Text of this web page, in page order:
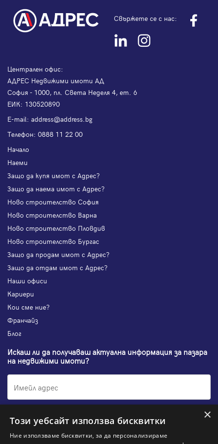
Свържете се с нас:
Централен офис:
АДРЕС Недвижими имоти АД
София - 1000, пл. Света Неделя 4, ет. 6
ЕИК: 130520890
Е-mail: address@address.bg
Телефон: 0888 11 22 00
Начало
Наеми
Защо да купя имот с Адрес?
Защо да наема имот с Адрес?
Ново строителство София
Ново строителство Варна
Ново строителство Пловдив
Ново строителство Бургас
Защо да продам имот с Адрес?
Защо да отдам имот с Адрес?
Наши офиси
Кариери
Кои сме ние?
Франчайз
Блог
Искаш ли да получаваш актуална информация за пазара
на недвижими имоти?
Абонирам се ×
Този уебсайт използва бисквитки
Ние използваме бисквитки, за да персонализираме